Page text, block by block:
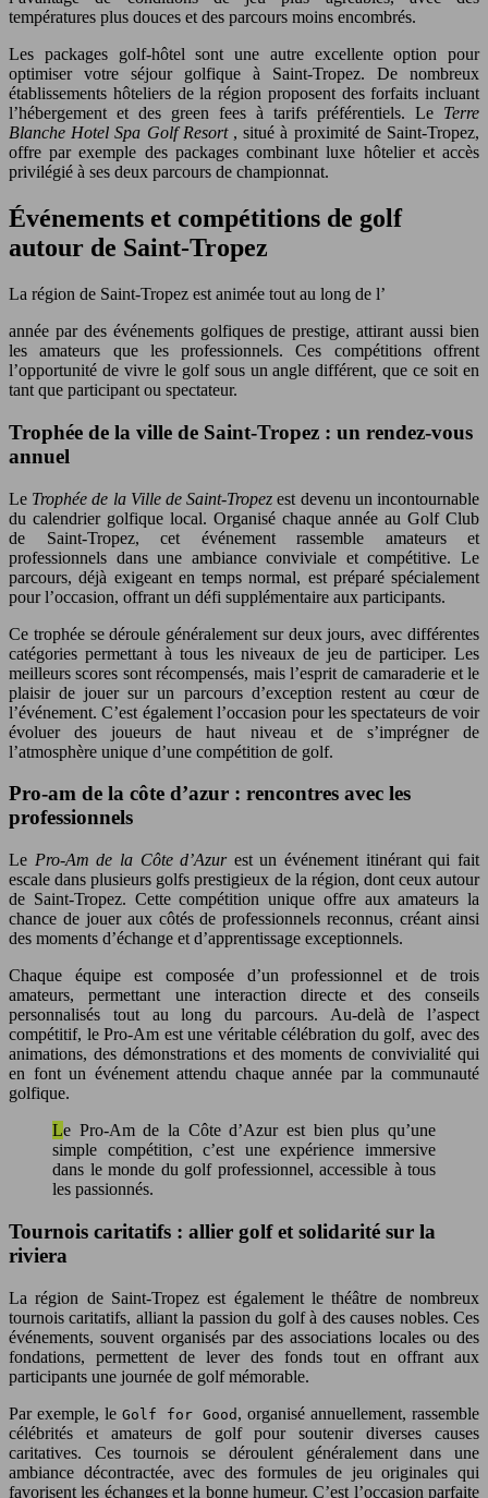
températures plus douces et des parcours moins encombrés.
Les packages golf-hôtel sont une autre excellente option pour
optimiser votre séjour golfique à Saint-Tropez. De nombreux
établissements hôteliers de la région proposent des forfaits incluant
l’hébergement et des green fees à tarifs préférentiels. Le Terre
Blanche Hotel Spa Golf Resort , situé à proximité de Saint-Tropez,
offre par exemple des packages combinant luxe hôtelier et accès
privilégié à ses deux parcours de championnat.
Événements et compétitions de golf
autour de Saint-Tropez
La région de Saint-Tropez est animée tout au long de l’
année par des événements golfiques de prestige, attirant aussi bien
les amateurs que les professionnels. Ces compétitions offrent
l’opportunité de vivre le golf sous un angle différent, que ce soit en
tant que participant ou spectateur.
Trophée de la ville de Saint-Tropez : un rendez-vous
annuel
Le Trophée de la Ville de Saint-Tropez est devenu un incontournable
du calendrier golfique local. Organisé chaque année au Golf Club
de Saint-Tropez, cet événement rassemble amateurs et
professionnels dans une ambiance conviviale et compétitive. Le
parcours, déjà exigeant en temps normal, est préparé spécialement
pour l’occasion, offrant un défi supplémentaire aux participants.
Ce trophée se déroule généralement sur deux jours, avec différentes
catégories permettant à tous les niveaux de jeu de participer. Les
meilleurs scores sont récompensés, mais l’esprit de camaraderie et le
plaisir de jouer sur un parcours d’exception restent au cœur de
l’événement. C’est également l’occasion pour les spectateurs de voir
évoluer des joueurs de haut niveau et de s’imprégner de
l’atmosphère unique d’une compétition de golf.
Pro-am de la côte d’azur : rencontres avec les
professionnels
Le Pro-Am de la Côte d’Azurest un événement itinérant qui fait
escale dans plusieurs golfs prestigieux de la région, dont ceux autour
de Saint-Tropez. Cette compétition unique offre aux amateurs la
chance de jouer aux côtés de professionnels reconnus, créant ainsi
des moments d’échange et d’apprentissage exceptionnels.
Chaque équipe est composée d’un professionnel et de trois
amateurs, permettant une interaction directe et des conseils
personnalisés tout au long du parcours. Au-delà de l’aspect
compétitif, le Pro-Am est une véritable célébration du golf, avec des
animations, des démonstrations et des moments de convivialité qui
en font un événement attendu chaque année par la communauté
golfique.
Le Pro-Am de la Côte d’Azur est bien plus qu’une
simple compétition, c’est une expérience immersive
dans le monde du golf professionnel, accessible à tous
les passionnés.
Tournois caritatifs : allier golf et solidarité sur la
riviera
La région de Saint-Tropez est également le théâtre de nombreux
tournois caritatifs, alliant la passion du golf à des causes nobles. Ces
événements, souvent organisés par des associations locales ou des
fondations, permettent de lever des fonds tout en offrant aux
participants une journée de golf mémorable.
Par exemple, le Golf for Good , organisé annuellement, rassemble
célébrités et amateurs de golf pour soutenir diverses causes
caritatives. Ces tournois se déroulent généralement dans une
ambiance décontractée, avec des formules de jeu originales qui
favorisent les échanges et la bonne humeur. C’est l’occasion parfaite